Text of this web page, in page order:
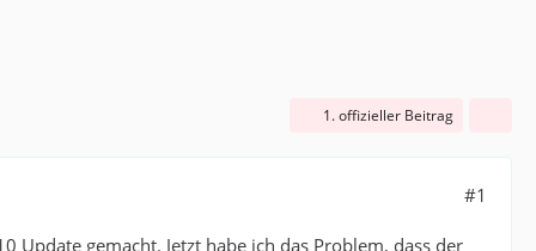
1. offizieller Beitrag
#1
Update gemacht. Jetzt habe ich das Problem, dass der